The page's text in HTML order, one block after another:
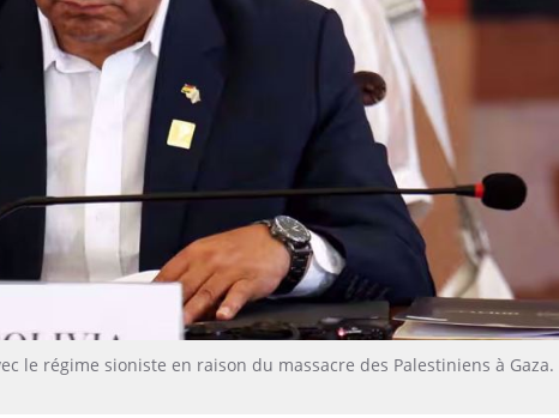
le régime sioniste en raison du massacre des Palestiniens à Gaza.